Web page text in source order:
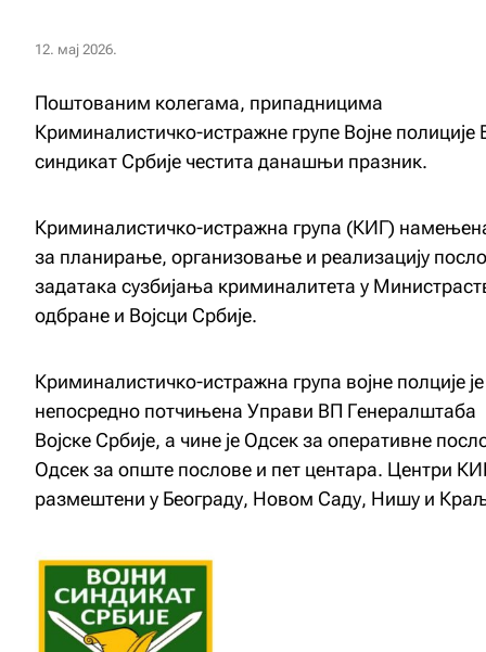
12. мај 2026.
Поштованим колегама, припадницима
Криминалистичко-истражне групе Војне полиције
синдикат Србије честита данашњи празник.
Криминалистичко-истражна група (КИГ)
за планирање, организовање и реализацију
задатака сузбијања криминалитета у
одбране и Војсци Србије.
Криминалистичко-истражна група војне полције је
непосредно потчињена Управи ВП Генералштаба
Војске Србије, а чине је Одсек за оперативне
Одсек за опште послове и пет центара. Центри
размештени у Београду, Новом Саду, Нишу и